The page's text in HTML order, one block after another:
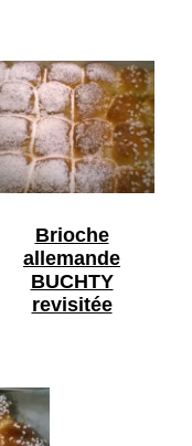
Brioche
allemande
BUCHTY
revisitée